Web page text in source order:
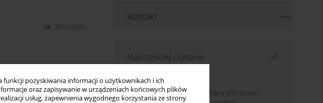
funkcji pozyskiwania informacji o użytkownikach i ich
oraz zapisywanie w urządzeniach końcowych plików
usług, zapewnienia wygodnego korzystania ze strony
Statystyki
Kontakt
Najczęściej czytane
Auto-enrolment in voluntary pensions: